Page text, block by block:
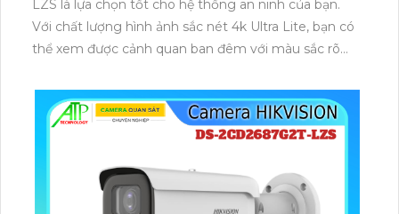
LZS là lựa chọn tốt cho hệ thống an ninh của bạn.
Với chất lượng hình ảnh sắc nét 4k Ultra Lite, bạn có
thể xem được cảnh quan ban đêm với màu sắc rõ
này được trang bị công nghệ IP POE để truyền tải
dữ liệu một cách ổn định mà không giảm chất lượng.
Camera có thân kim loại chống nước, chống bụi, phù